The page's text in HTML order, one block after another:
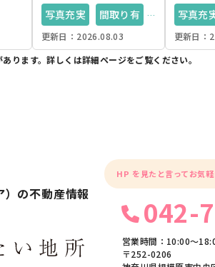
写真充実
間取り有
4LDK以上
更新日：2026.08.03
写真充
4LDK
更新日：
ります。詳しくは詳細ページをご覧ください。
の不動産情報
HP を見たと言ってお気軽
042-
営業時間：10:00〜
〒252-0206